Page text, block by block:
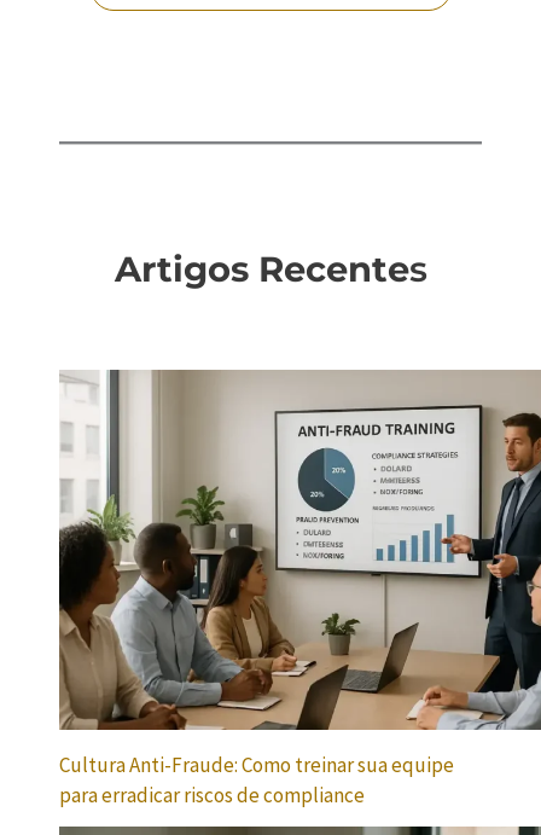
Artigos Recentes
Cultura Anti-Fraude: Como treinar sua equipe
para erradicar riscos de compliance